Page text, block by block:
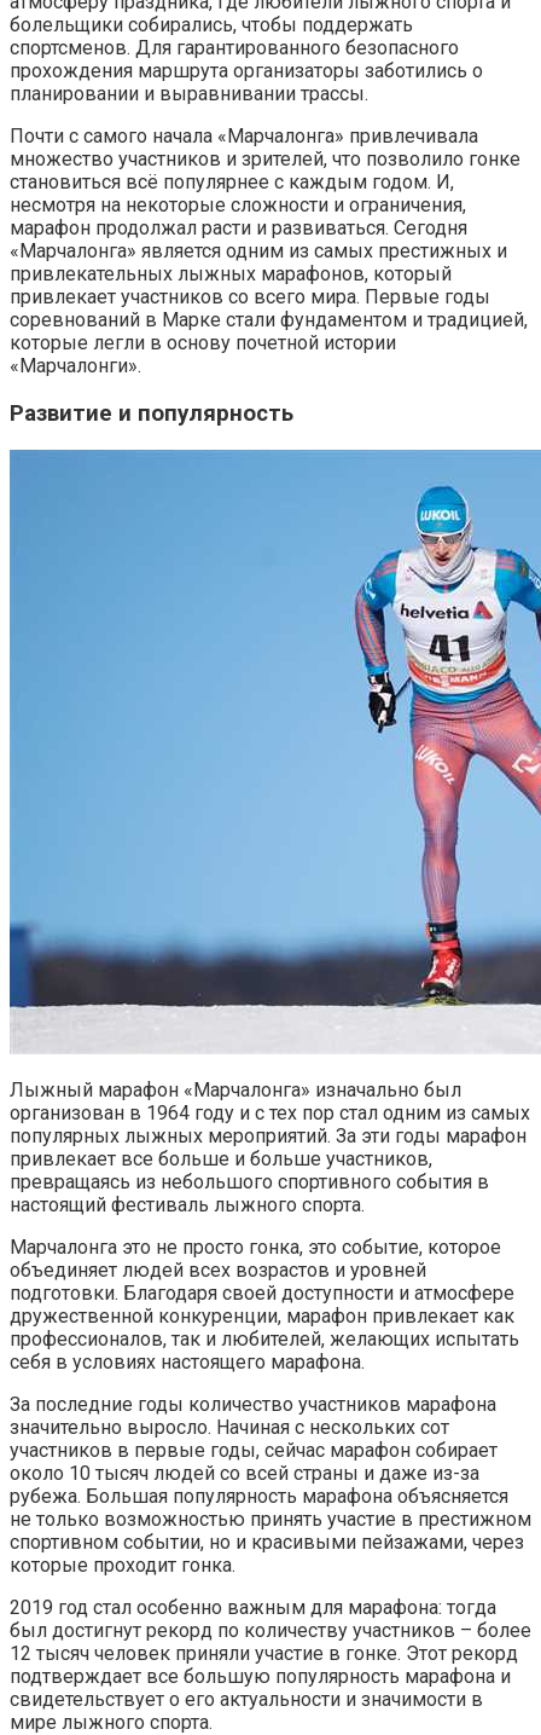
болельщики собирались, чтобы поддержать
спортсменов. Для гарантированного безопасного
прохождения маршрута организаторы заботились о
планировании и выравнивании трассы.
Почти с самого начала «Марчалонга» привлечивала
множество участников и зрителей, что позволило гонке
становиться всё популярнее с каждым годом. И,
несмотря на некоторые сложности и ограничения,
марафон продолжал расти и развиваться. Сегодня
«Марчалонга» является одним из самых престижных и
привлекательных лыжных марафонов, который
привлекает участников со всего мира. Первые годы
соревнований в Марке стали фундаментом и традицией,
которые легли в основу почетной истории
«Марчалонги».
Развитие и популярность
Лыжный марафон «Марчалонга» изначально был
организован в 1964 году и с тех пор стал одним из самых
популярных лыжных мероприятий. За эти годы марафон
привлекает все больше и больше участников,
превращаясь из небольшого спортивного события в
настоящий фестиваль лыжного спорта.
Марчалонга это не просто гонка, это событие, которое
объединяет людей всех возрастов и уровней
подготовки. Благодаря своей доступности и атмосфере
дружественной конкуренции, марафон привлекает как
профессионалов, так и любителей, желающих испытать
себя в условиях настоящего марафона.
За последние годы количество участников марафона
значительно выросло. Начиная с нескольких сот
участников в первые годы, сейчас марафон собирает
около 10 тысяч людей со всей страны и даже из-за
рубежа. Большая популярность марафона объясняется
не только возможностью принять участие в престижном
спортивном событии, но и красивыми пейзажами, через
которые проходит гонка.
2019 год стал особенно важным для марафона: тогда
был достигнут рекорд по количеству участников – более
12 тысяч человек приняли участие в гонке. Этот рекорд
подтверждает все большую популярность марафона и
свидетельствует о его актуальности и значимости в
мире лыжного спорта.